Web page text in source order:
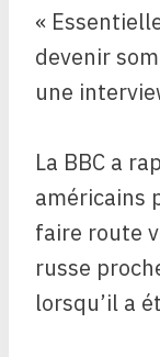
«
devenir
une
La BBC a
américains
faire route
russe
lorsqu’il a